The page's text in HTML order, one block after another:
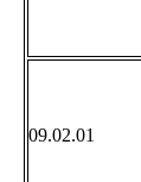
09.02.01